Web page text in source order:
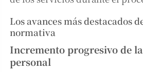
Los avances más destacados
normativa
Incremento progresivo de
personal